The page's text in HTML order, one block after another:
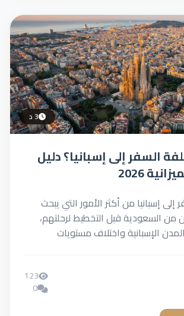
3 د
السفر إلى إسبانيا؟ دليل
2026
إسبانيا من أكثر الأمور التي يبحث
من السعودية قبل التخطيط لرحلتهم،
الإسبانية واختلاف مستويات
123
0